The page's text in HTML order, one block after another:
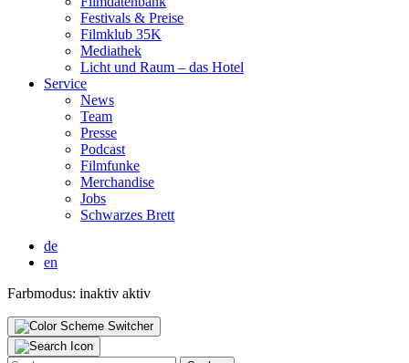
Fes­ti­vals & Prei­se
Film­klub 35K
Media­thek
Licht und Raum – das Hotel
Ser­vice
News
Team
Pres­se
Pod­cast
Film­fun­ke
Mer­chan­di­se
Jobs
Schwar­zes Brett
de
en
Farbmodus: inaktiv aktiv